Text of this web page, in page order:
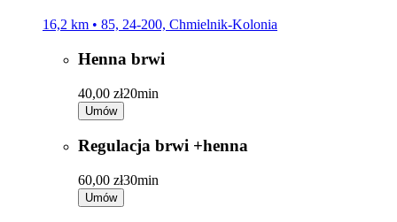
16,2 km • 85, 24-200, Chmielnik-Kolonia
Henna brwi
40,00 zł20min
Umów
Regulacja brwi +henna
60,00 zł30min
Umów